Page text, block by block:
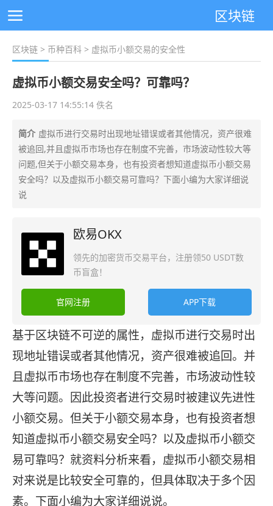
区块链
区块链 > 币种百科 > 虚拟币小额交易的安全性
虚拟币小额交易安全吗？可靠吗？
2025-03-17 14:55:14 佚名
简介 虚拟币进行交易时出现地址错误或者其他情况，资产很难
被追回,并且虚拟币市场也存在制度不完善，市场波动性较大等
问题,但关于小额交易本身，也有投资者想知道虚拟币小额交易
安全吗？以及虚拟币小额交易可靠吗？下面小编为大家详细说
说
欧易OKX
领先的加密货币交易平台，注册领50 USDT数
币盲盒！
官网注册 APP下载
基于区块链不可逆的属性，虚拟币进行交易时出
现地址错误或者其他情况，资产很难被追回。并
且虚拟币市场也存在制度不完善，市场波动性较
大等问题。因此投资者进行交易时被建议先进性
小额交易。但关于小额交易本身，也有投资者想
知道虚拟币小额交易安全吗？以及虚拟币小额交
易可靠吗？就资料分析来看，虚拟币小额交易相
对来说是比较安全可靠的，但具体取决于多个因
素。下面小编为大家详细说说。